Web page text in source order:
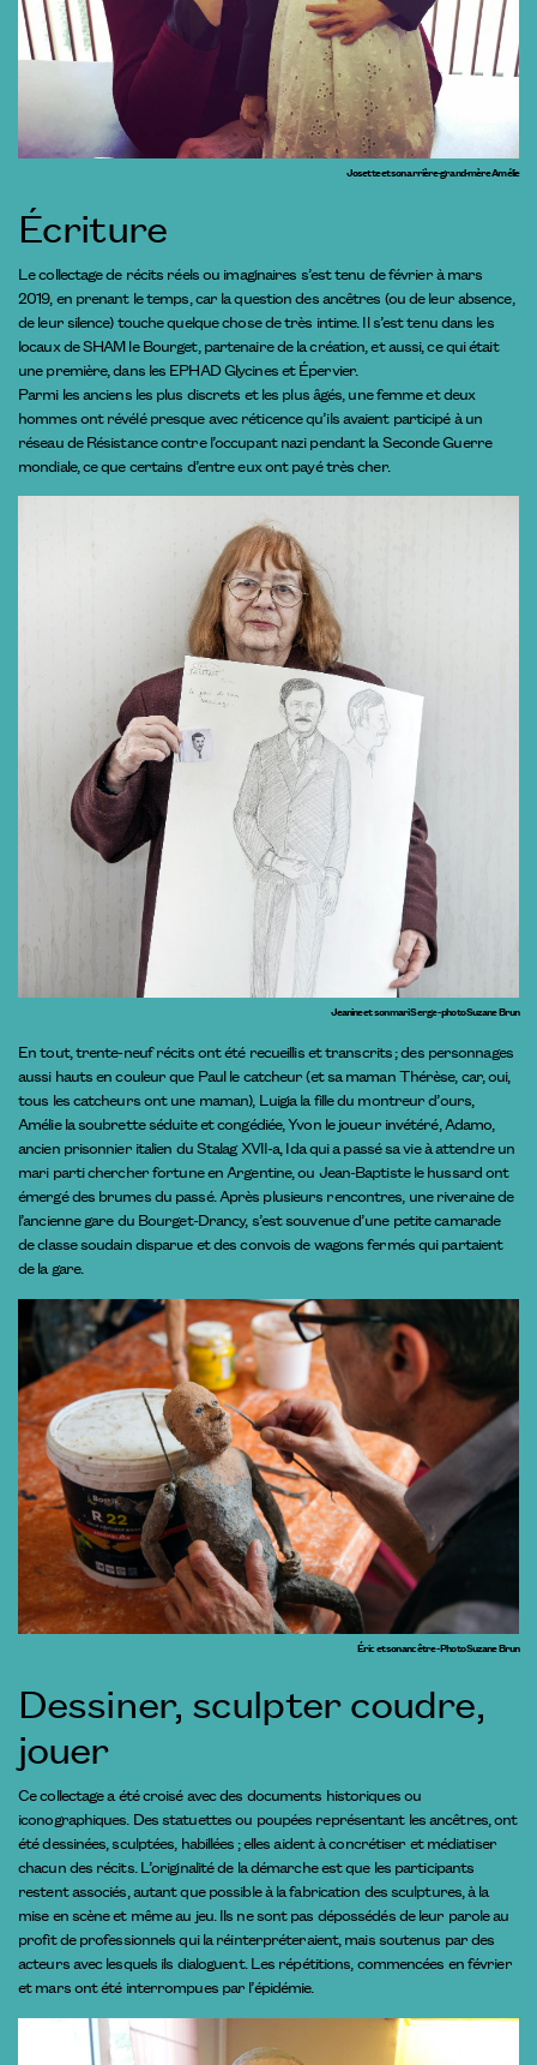
Josette et son arrière-grand-mère Amélie
Écriture
Le collectage de récits réels ou imaginaires s’est tenu de février à mars
2019, en prenant le temps, car la question des ancêtres (ou de leur absence,
de leur silence) touche quelque chose de très intime. Il s’est tenu dans les
locaux de SHAM le Bourget, partenaire de la création, et aussi, ce qui était
une première, dans les EPHAD Glycines et Épervier.
Parmi les anciens les plus discrets et les plus âgés, une femme et deux
hommes ont révélé presque avec réticence qu’ils avaient participé à un
réseau de Résistance contre l’occupant nazi pendant la Seconde Guerre
mondiale, ce que certains d’entre eux ont payé très cher.
Jeanine et son mari Serge - photo Suzane Brun
En tout, trente-neuf récits ont été recueillis et transcrits ; des personnages
aussi hauts en couleur que Paul le catcheur (et sa maman Thérèse, car, oui,
tous les catcheurs ont une maman), Luigia la fille du montreur d’ours,
Amélie la soubrette séduite et congédiée, Yvon le joueur invétéré, Adamo,
ancien prisonnier italien du Stalag XVII-a, Ida qui a passé sa vie à attendre un
mari parti chercher fortune en Argentine, ou Jean-Baptiste le hussard ont
émergé des brumes du passé. Après plusieurs rencontres, une riveraine de
l’ancienne gare du Bourget-Drancy, s’est souvenue d’une petite camarade
de classe soudain disparue et des convois de wagons fermés qui partaient
de la gare.
Éric et son ancêtre - Photo Suzane Brun
Dessiner, sculpter coudre,
jouer
Ce collectage a été croisé avec des documents historiques ou
iconographiques. Des statuettes ou poupées représentant les ancêtres, ont
été dessinées, sculptées, habillées ; elles aident à concrétiser et médiatiser
chacun des récits. L’originalité de la démarche est que les participants
restent associés, autant que possible à la fabrication des sculptures, à la
mise en scène et même au jeu. Ils ne sont pas dépossédés de leur parole au
profit de professionnels qui la réinterpréteraient, mais soutenus par des
acteurs avec lesquels ils dialoguent. Les répétitions, commencées en février
et mars ont été interrompues par l’épidémie.